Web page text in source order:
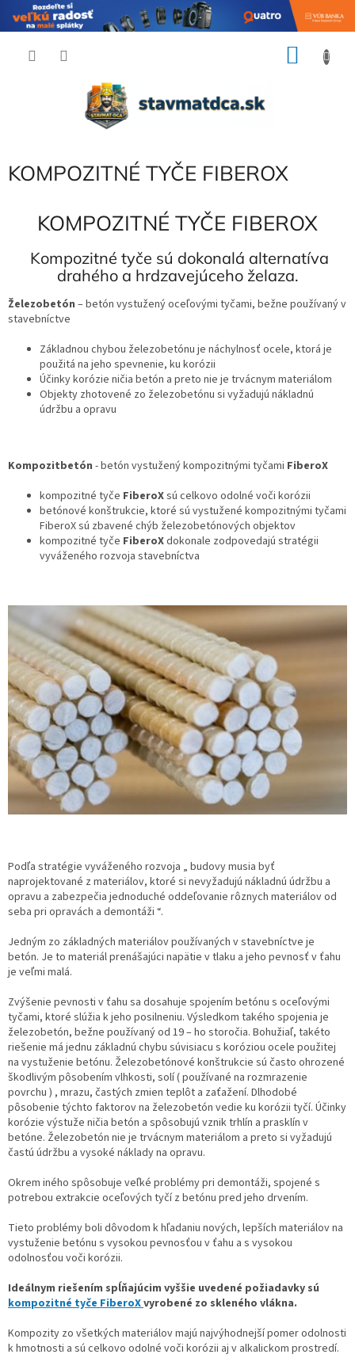
KOMPOZITNÉ TYČE FIBEROX
KOMPOZITNÉ TYČE FIBEROX
Kompozitné tyče sú dokonalá alternatíva
drahého a hrdzavejúceho želaza.
Železobetón – betón vystužený oceľovými tyčami, bežne používaný v
stavebníctve
Základnou chybou železobetónu je náchylnosť ocele, ktorá je
použitá na jeho spevnenie, ku korózii
Účinky korózie ničia betón a preto nie je trvácnym materiálom
Objekty zhotovené zo železobetónu si vyžadujú nákladnú
údržbu a opravu
Kompozitbetón - betón vystužený kompozitnými tyčami FiberoX
kompozitné tyče FiberoXsú celkovo odolné voči korózii
betónové konštrukcie, ktoré sú vystužené kompozitnými tyčami
FiberoX sú zbavené chýb železobetónových objektov
kompozitné tyče FiberoXdokonale zodpovedajú stratégii
vyváženého rozvoja stavebníctva
Podľa stratégie vyváženého rozvoja „ budovy musia byť
naprojektované z materiálov, ktoré si nevyžadujú nákladnú údržbu a
opravu a zabezpečia jednoduché oddeľovanie rôznych materiálov od
seba pri opravách a demontáži “.
Jedným zo základných materiálov používaných v stavebníctve je
betón. Je to materiál prenášajúci napätie v tlaku a jeho pevnosť v ťahu
je veľmi malá.
Zvýšenie pevnosti v ťahu sa dosahuje spojením betónu s oceľovými
tyčami, ktoré slúžia k jeho posilneniu. Výsledkom takého spojenia je
železobetón, bežne používaný od 19 – ho storočia. Bohužiaľ, takéto
riešenie má jednu základnú chybu súvisiacu s koróziou ocele použitej
na vystuženie betónu. Železobetónové konštrukcie sú často ohrozené
škodlivým pôsobením vlhkosti, solí ( používané na rozmrazenie
povrchu ) , mrazu, častých zmien teplôt a zaťažení. Dlhodobé
pôsobenie týchto faktorov na železobetón vedie ku korózii tyčí. Účinky
korózie výstuže ničia betón a spôsobujú vznik trhlín a prasklín v
betóne. Železobetón nie je trvácnym materiálom a preto si vyžadujú
častú údržbu a vysoké náklady na opravu.
Okrem iného spôsobuje veľké problémy pri demontáži, spojené s
potrebou extrakcie oceľových tyčí z betónu pred jeho drvením.
Tieto problémy boli dôvodom k hľadaniu nových, lepších materiálov na
vystuženie betónu s vysokou pevnosťou v ťahu a s vysokou
odolnosťou voči korózii.
Ideálnym riešením spĺňajúcim vyššie uvedené požiadavky sú
kompozitné tyče FiberoXvyrobené zo skleného vlákna.
Kompozity zo všetkých materiálov majú najvýhodnejší pomer odolnosti
k hmotnosti a sú celkovo odolné voči korózii aj v alkalickom prostredí.